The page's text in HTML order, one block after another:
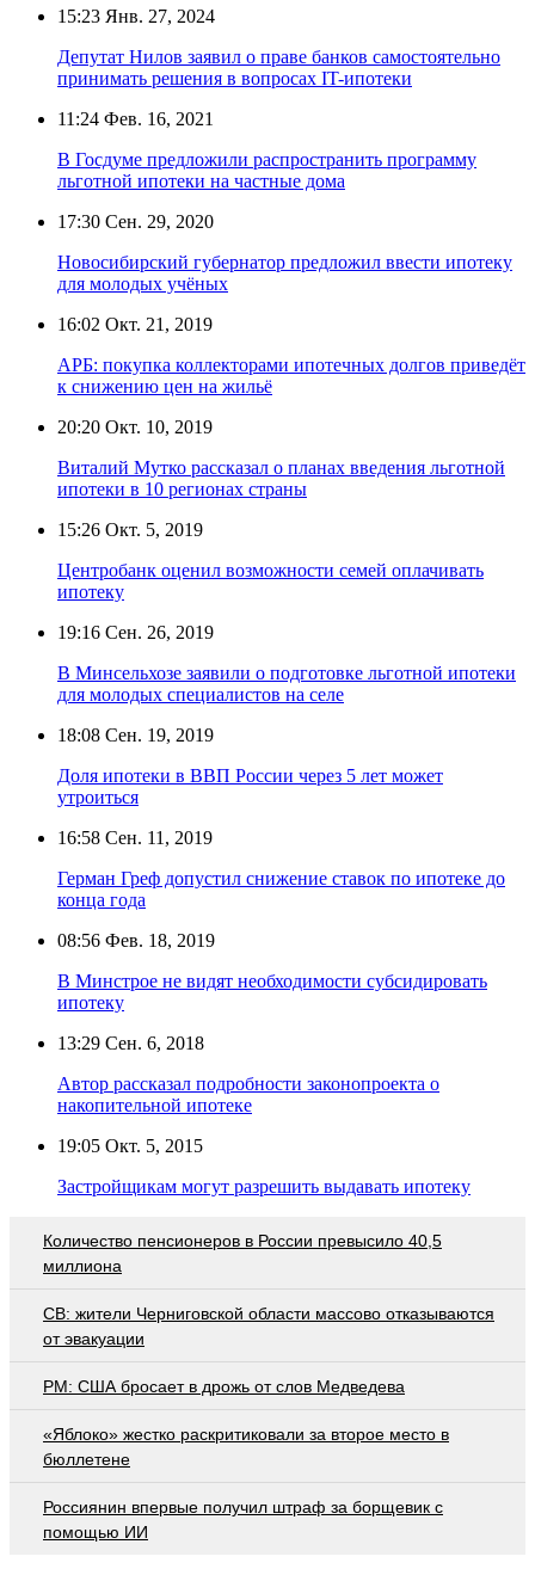
15:23 Янв. 27, 2024
Депутат Нилов заявил о праве банков самостоятельно
принимать решения в вопросах IT-ипотеки
11:24 Фев. 16, 2021
В Госдуме предложили распространить программу
льготной ипотеки на частные дома
17:30 Сен. 29, 2020
Новосибирский губернатор предложил ввести ипотеку
для молодых учёных
16:02 Окт. 21, 2019
АРБ: покупка коллекторами ипотечных долгов приведёт
к снижению цен на жильё
20:20 Окт. 10, 2019
Виталий Мутко рассказал о планах введения льготной
ипотеки в 10 регионах страны
15:26 Окт. 5, 2019
Центробанк оценил возможности семей оплачивать
ипотеку
19:16 Сен. 26, 2019
В Минсельхозе заявили о подготовке льготной ипотеки
для молодых специалистов на селе
18:08 Сен. 19, 2019
Доля ипотеки в ВВП России через 5 лет может
утроиться
16:58 Сен. 11, 2019
Герман Греф допустил снижение ставок по ипотеке до
конца года
08:56 Фев. 18, 2019
В Минстрое не видят необходимости субсидировать
ипотеку
13:29 Сен. 6, 2018
Автор рассказал подробности законопроекта о
накопительной ипотеке
19:05 Окт. 5, 2015
Застройщикам могут разрешить выдавать ипотеку
Количество пенсионеров в России превысило 40,5
миллиона
СВ: жители Черниговской области массово отказываются
от эвакуации
PM: США бросает в дрожь от слов Медведева
«Яблоко» жестко раскритиковали за второе место в
бюллетене
Россиянин впервые получил штраф за борщевик с
помощью ИИ